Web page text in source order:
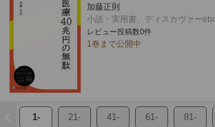
加藤正則
小説・実用書、ディスカヴァー
レビュー投稿数0件
1巻まで公開中
1- 21- 41- 61- 81-